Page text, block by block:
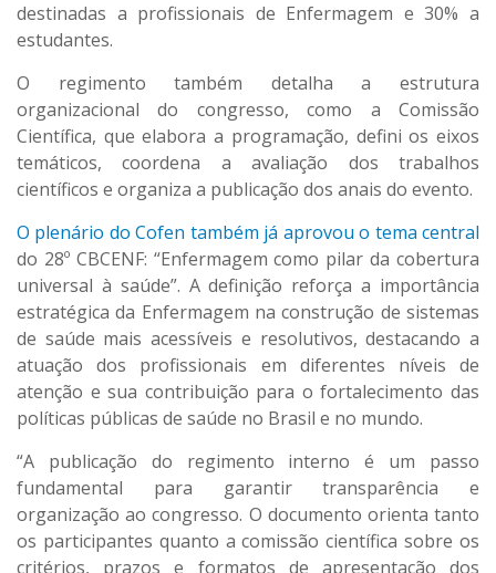
destinadas a profissionais de Enfermagem e 30% a
estudantes.
O regimento também detalha a estrutura
organizacional do congresso, como a Comissão
Científica, que elabora a programação, defini os eixos
temáticos, coordena a avaliação dos trabalhos
científicos e organiza a publicação dos anais do evento.
O plenário do Cofen também já aprovou o tema central
do 28º CBCENF: “Enfermagem como pilar da cobertura
universal à saúde”. A definição reforça a importância
estratégica da Enfermagem na construção de sistemas
de saúde mais acessíveis e resolutivos, destacando a
atuação dos profissionais em diferentes níveis de
atenção e sua contribuição para o fortalecimento das
políticas públicas de saúde no Brasil e no mundo.
“A publicação do regimento interno é um passo
fundamental para garantir transparência e
organização ao congresso. O documento orienta tanto
os participantes quanto a comissão científica sobre os
critérios, prazos e formatos de apresentação dos